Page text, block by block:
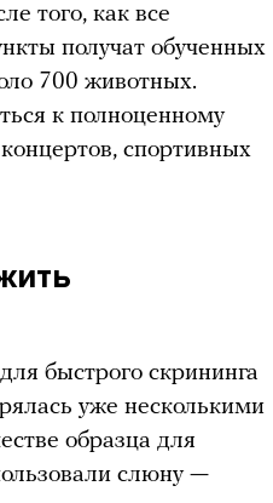
того, как все
получат обученных
700 животных.
к полноценному
спортивных
быстрого скрининга
уже несколькими
образца для
слюну —